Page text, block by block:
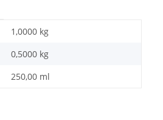
1,0000 kg
0,5000 kg
250,00 ml